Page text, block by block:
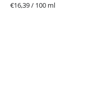
Jednotková
€16,39 / 100 ml